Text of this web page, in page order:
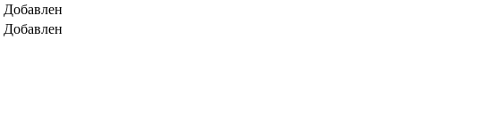
Добавлен
Добавлен